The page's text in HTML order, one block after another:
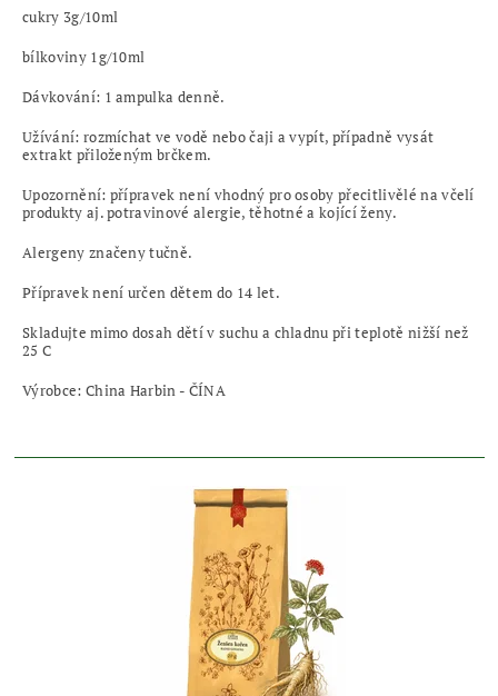
cukry 3g/10ml
bílkoviny 1g/10ml
Dávkování: 1 ampulka denně.
Užívání: rozmíchat ve vodě nebo čaji a vypít, případně vysát
extrakt přiloženým brčkem.
Upozornění: přípravek není vhodný pro osoby přecitlivělé na včelí
produkty aj. potravinové alergie, těhotné a kojící ženy.
Alergeny značeny tučně.
Přípravek není určen dětem do 14 let.
Skladujte mimo dosah dětí v suchu a chladnu při teplotě nižší než
25 C
Výrobce: China Harbin - ČÍNA